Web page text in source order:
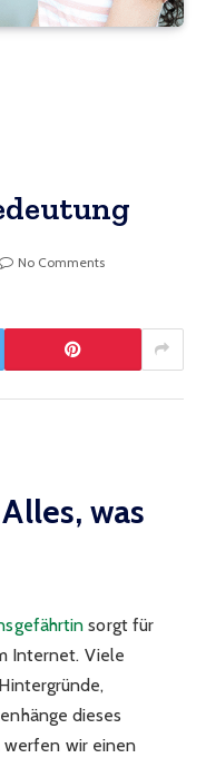
No Comments
was
sorgt für
Internet. Viele
dieses
werfen wir einen